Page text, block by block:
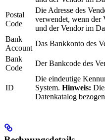
Postal
Code
Die Adresse des
verwendet, wenn der
und der Vendor im
Bank
Account
Das Bankkonto des
Bank
Code
Der Bankcode des
ID
Die eindeutige
System. Hinweis:
Datenkatalog